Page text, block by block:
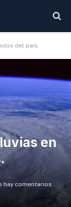
del país.
en
hay comentarios